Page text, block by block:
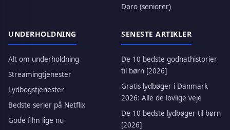
Doro (seniorer)
UNDERHOLDNING
Alt om underholdning
Streamingtjenester
Lydbogstjenester
Bedste serier på Netflix
Gode film lige nu
SENESTE ARTIKLER
De 10 bedste godnathistorier
til børn [2026]
Gratis lydbøger i Danmark
2026: Alle de lovlige veje
De 10 bedste lydbøger til børn
[2026]